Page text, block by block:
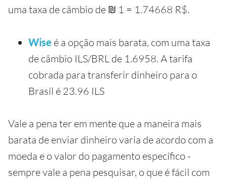
uma taxa de câmbio de ₪ 1 = 1.74668 R$.
Wise é a opção mais barata, com uma taxa
de câmbio ILS/BRL de 1.6958. A tarifa
cobrada para transferir dinheiro para o
Brasil é 23.96 ILS
Vale a pena ter em mente que a maneira mais
barata de enviar dinheiro varia de acordo com a
moeda e o valor do pagamento específico -
sempre vale a pena pesquisar, o que é fácil com